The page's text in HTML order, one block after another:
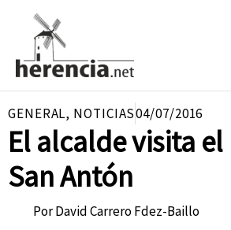
contenido
GENERAL, NOTICIAS04/07/2016
El alcalde visita
San Antón
PorDavid Carrero Fdez-Baillo